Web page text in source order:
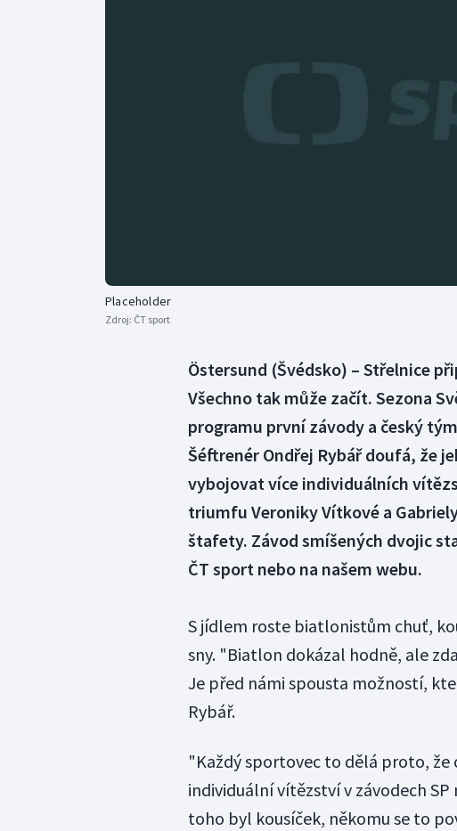
Placeholder
Zdroj: ČT sport
Östersund (Švédsko) – Střelnice
Všechno tak může začít. Sezona
programu první závody a český
Šéftrenér Ondřej Rybář doufá, že
vybojovat více individuálních
triumfu Veroniky Vítkové a
štafety. Závod smíšených dvojic
ČT sport nebo na našem webu.
S jídlem roste biatlonistům chuť,
sny. "Biatlon dokázal hodně, ale
Je před námi spousta možností,
Rybář.
"Každý sportovec to dělá proto, že
individuální vítězství v závodech
toho byl kousíček, někomu se to